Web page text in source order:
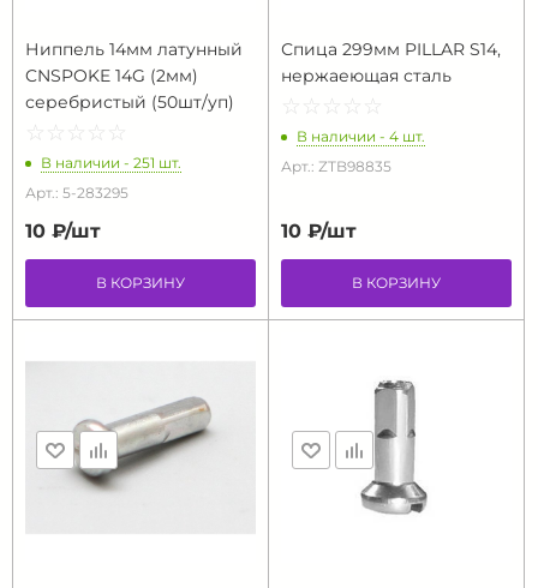
Ниппель 14мм латунный
CNSPOKE 14G (2мм)
серебристый (50шт/уп)
☆ ☆ ☆ ☆ ☆
★ ★ ★ ★ ★
В наличии - 251 шт.
Арт.: 5-283295
10 ₽/шт
В КОРЗИНУ
Спица 299мм PILLAR S14,
нержаеющая сталь
☆ ☆ ☆ ☆ ☆
★ ★ ★ ★ ★
В наличии - 4 шт.
Арт.: ZTB98835
10 ₽/шт
В КОРЗИНУ